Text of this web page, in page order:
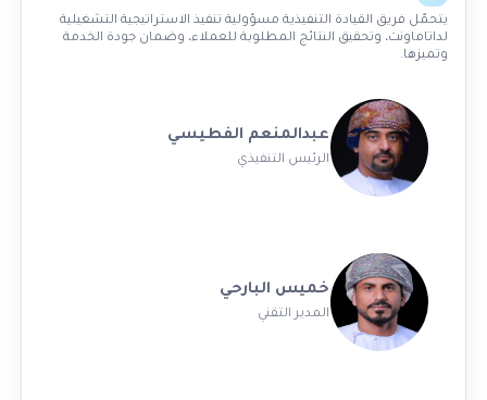
يتحمّل فريق القيادة التنفيذية مسؤولية تنفيذ الاستراتيجية التشغيلية
لداتاماونت، وتحقيق النتائج المطلوبة للعملاء، وضمان جودة الخدمة
وتميزها.
عبدالمنعم الفطيسي
الرئيس التنفيذي
خميس البارحي
المدير التقني